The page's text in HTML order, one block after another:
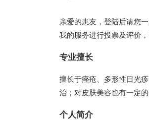
亲爱的患友，登陆后请您
我的服务进行投票及评价
专业擅长
擅长于痤疮、多形性日光
治；对皮肤美容也有一定的
个人简介